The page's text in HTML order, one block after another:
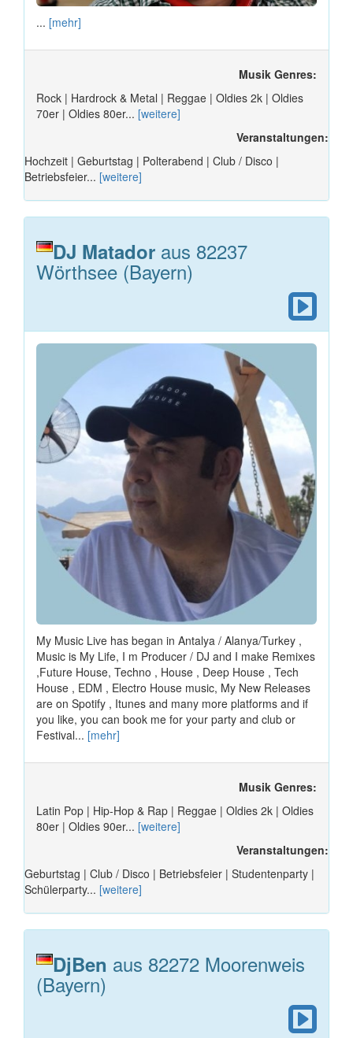
... [mehr]
Musik Genres:
Rock | Hardrock & Metal | Reggae | Oldies 2k | Oldies
70er | Oldies 80er... [weitere]
Veranstaltungen:
Hochzeit | Geburtstag | Polterabend | Club / Disco |
Betriebsfeier... [weitere]
DJ Matador aus 82237
Wörthsee (Bayern)
My Music Live has began in Antalya / Alanya/Turkey ,
Music is My Life, I m Producer / DJ and I make Remixes
,Future House, Techno , House , Deep House , Tech
House , EDM , Electro House music, My New Releases
are on Spotify , Itunes and many more platforms and if
you like, you can book me for your party and club or
Festival... [mehr]
Musik Genres:
Latin Pop | Hip-Hop & Rap | Reggae | Oldies 2k | Oldies
80er | Oldies 90er... [weitere]
Veranstaltungen:
Geburtstag | Club / Disco | Betriebsfeier | Studentenparty |
Schülerparty... [weitere]
DjBen aus 82272 Moorenweis
(Bayern)